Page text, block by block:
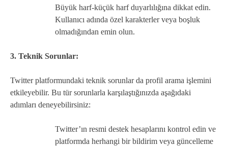
Büyük harf-küçük harf duyarlılığına dikkat edin.
Kullanıcı adında özel karakterler veya boşluk
olmadığından emin olun.
3. Teknik Sorunlar:
Twitter platformundaki teknik sorunlar da profil arama işlemini
etkileyebilir. Bu tür sorunlarla karşılaştığınızda aşağıdaki
adımları deneyebilirsiniz:
Twitter’ın resmi destek hesaplarını kontrol edin ve
platformda herhangi bir bildirim veya güncelleme